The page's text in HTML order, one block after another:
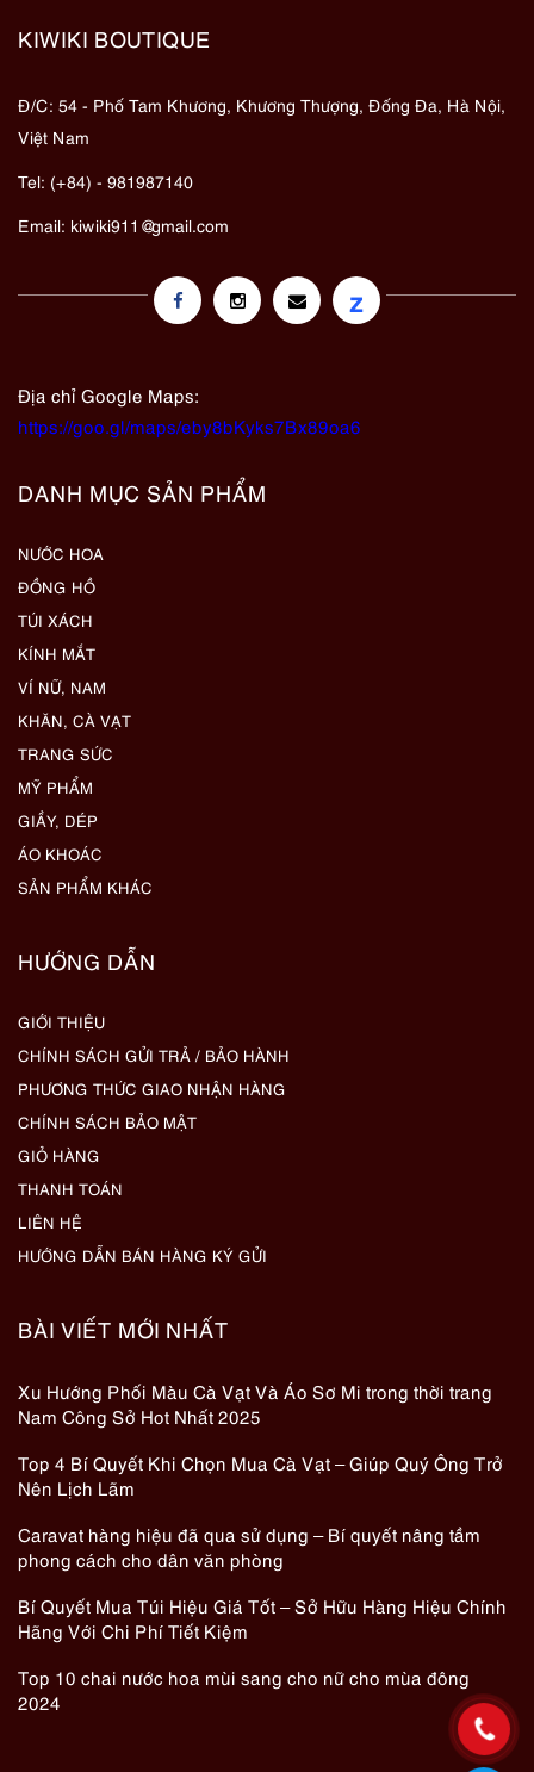
KIWIKI BOUTIQUE
Đ/C: 54 - Phố Tam Khương, Khương Thượng, Đống Đa, Hà Nội,
Việt Nam
Tel: (+84) - 981987140
Email: kiwiki911@gmail.com
z
Địa chỉ Google Maps:
https://goo.gl/maps/eby8bKyks7Bx89oa6
DANH MỤC SẢN PHẨM
NƯỚC HOA
ĐỒNG HỒ
TÚI XÁCH
KÍNH MẮT
VÍ NỮ, NAM
KHĂN, CÀ VẠT
TRANG SỨC
MỸ PHẨM
GIẦY, DÉP
ÁO KHOÁC
SẢN PHẨM KHÁC
HƯỚNG DẪN
GIỚI THIỆU
CHÍNH SÁCH GỬI TRẢ / BẢO HÀNH
PHƯƠNG THỨC GIAO NHẬN HÀNG
CHÍNH SÁCH BẢO MẬT
GIỎ HÀNG
THANH TOÁN
LIÊN HỆ
HƯỚNG DẪN BÁN HÀNG KÝ GỬI
BÀI VIẾT MỚI NHẤT
Xu Hướng Phối Màu Cà Vạt Và Áo Sơ Mi trong thời trang
Nam Công Sở Hot Nhất 2025
Top 4 Bí Quyết Khi Chọn Mua Cà Vạt – Giúp Quý Ông Trở
Nên Lịch Lãm
Caravat hàng hiệu đã qua sử dụng – Bí quyết nâng tầm
phong cách cho dân văn phòng
Bí Quyết Mua Túi Hiệu Giá Tốt – Sở Hữu Hàng Hiệu Chính
Hãng Với Chi Phí Tiết Kiệm
Top 10 chai nước hoa mùi sang cho nữ cho mùa đông
2024